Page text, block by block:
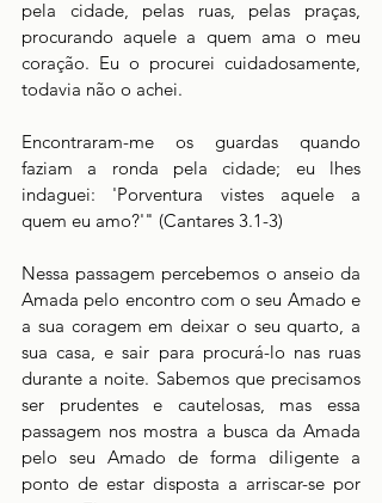
pela cidade, pelas ruas, pelas praças,
procurando aquele a quem ama o meu
coração. Eu o procurei cuidadosamente,
todavia não o achei.
Encontraram-me os guardas quando
faziam a ronda pela cidade; eu lhes
indaguei: 'Porventura vistes aquele a
quem eu amo?'" (Cantares 3.1-3)
Nessa passagem percebemos o anseio da
Amada pelo encontro com o seu Amado e
a sua coragem em deixar o seu quarto, a
sua casa, e sair para procurá-lo nas ruas
durante a noite. Sabemos que precisamos
ser prudentes e cautelosas, mas essa
passagem nos mostra a busca da Amada
pelo seu Amado de forma diligente a
ponto de estar disposta a arriscar-se por